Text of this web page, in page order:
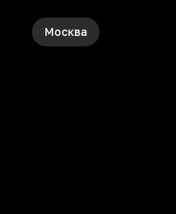
Москва